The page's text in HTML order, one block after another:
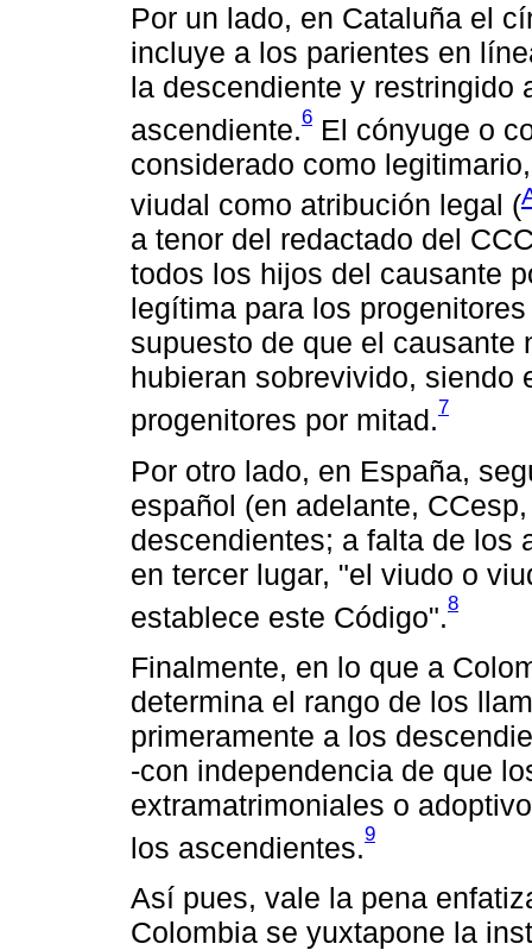
Por un lado, en Cataluña el
incluye a los parientes en
la descendiente y restringido
ascendiente.6 El cónyuge o
considerado como
viudal como atribución legal (
a tenor del redactado del
todos los hijos del causante
legítima para los
supuesto de que el causante
hubieran sobrevivido, siendo
progenitores por mitad.7
Por otro lado, en España,
español (en adelante,
descendientes; a falta de los
en tercer lugar, "el viudo o
establece este Código".8
Finalmente, en lo que a
determina el rango de los
primeramente a los
-con independencia de que
extramatrimoniales o
los ascendientes.9
Así pues, vale la pena
Colombia se yuxtapone la